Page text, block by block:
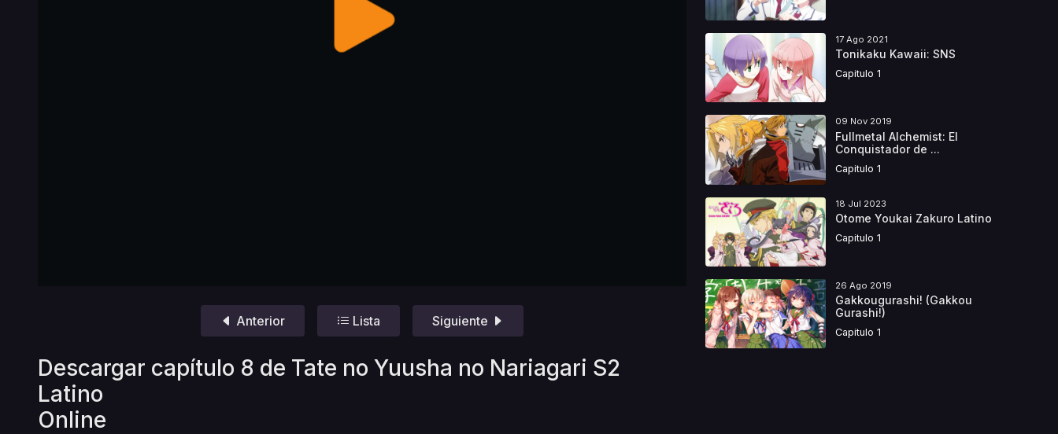
Anterior Lista Siguiente
Descargar capítulo 8 de Tate no Yuusha no Nariagari S2
Latino
Online
17 Ago 2021
Tonikaku Kawaii: SNS
Capitulo 1
09 Nov 2019
Fullmetal Alchemist: El
Conquistador de ...
Capitulo 1
18 Jul 2023
Otome Youkai Zakuro Latino
Capitulo 1
26 Ago 2019
Gakkougurashi! (Gakkou
Gurashi!)
Capitulo 1